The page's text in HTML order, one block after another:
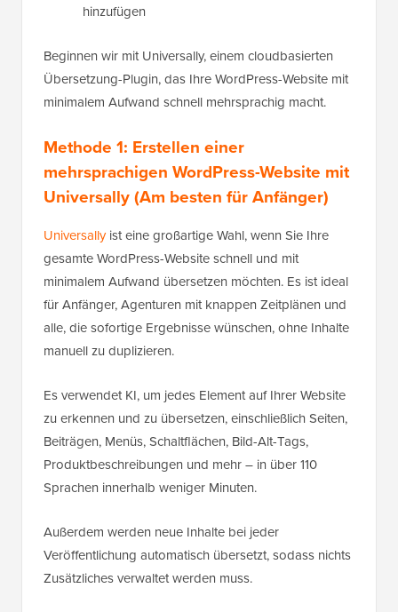
hinzufügen
Beginnen wir mit Universally, einem cloudbasierten
Übersetzung-Plugin, das Ihre WordPress-Website mit
minimalem Aufwand schnell mehrsprachig macht.
Methode 1: Erstellen einer
mehrsprachigen WordPress-Website mit
Universally (Am besten für Anfänger)
Universallyist eine großartige Wahl, wenn Sie Ihre
gesamte WordPress-Website schnell und mit
minimalem Aufwand übersetzen möchten. Es ist ideal
für Anfänger, Agenturen mit knappen Zeitplänen und
alle, die sofortige Ergebnisse wünschen, ohne Inhalte
manuell zu duplizieren.
Es verwendet KI, um jedes Element auf Ihrer Website
zu erkennen und zu übersetzen, einschließlich Seiten,
Beiträgen, Menüs, Schaltflächen, Bild-Alt-Tags,
Produktbeschreibungen und mehr – in über 110
Sprachen innerhalb weniger Minuten.
Außerdem werden neue Inhalte bei jeder
Veröffentlichung automatisch übersetzt, sodass nichts
Zusätzliches verwaltet werden muss.